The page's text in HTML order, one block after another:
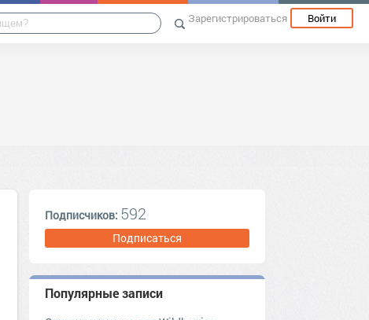
Зарегистрироваться Войти
Подписчиков: 592
Подписаться
Популярные записи